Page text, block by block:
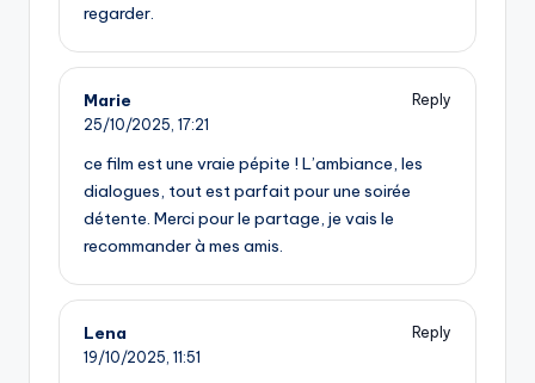
regarder.
Marie
Reply
25/10/2025, 17:21
ce film est une vraie pépite ! L’ambiance, les
dialogues, tout est parfait pour une soirée
détente. Merci pour le partage, je vais le
recommander à mes amis.
Lena
Reply
19/10/2025, 11:51